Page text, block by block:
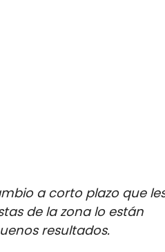
a corto plazo que
de la zona lo están
resultados.